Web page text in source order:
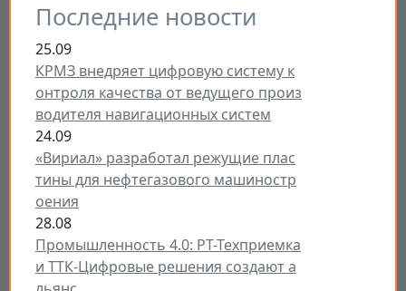
Последние новости
25.09
КРМЗ внедряет цифровую систему к
онтроля качества от ведущего произ
водителя навигационных систем
24.09
«Вириал» разработал режущие плас
тины для нефтегазового машиностр
оения
28.08
Промышленность 4.0: РТ-Техприемка
и ТТК-Цифровые решения создают а